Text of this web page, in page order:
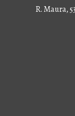
R. Maura,